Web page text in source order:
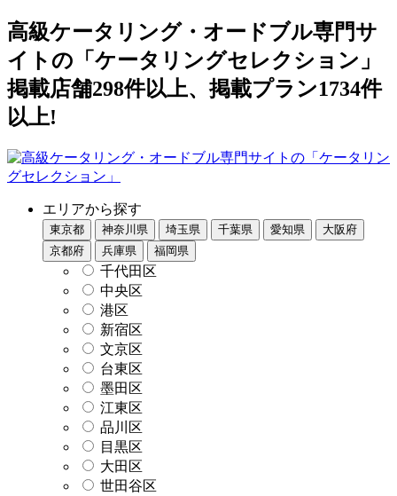
高級ケータリング・オードブル専門サ
イトの「ケータリングセレクション」
掲載店舗298件以上、掲載プラン1734件
以上!
エリアから探す
東京都 神奈川県 埼玉県 千葉県 愛知県
大阪府
京都府
兵庫県 福岡県
千代田区
中央区
港区
新宿区
文京区
台東区
墨田区
江東区
品川区
目黒区
大田区
世田谷区